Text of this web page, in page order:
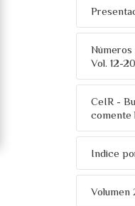
Números
Vol. 12-
CeIR -
comente
Indice
Volumen